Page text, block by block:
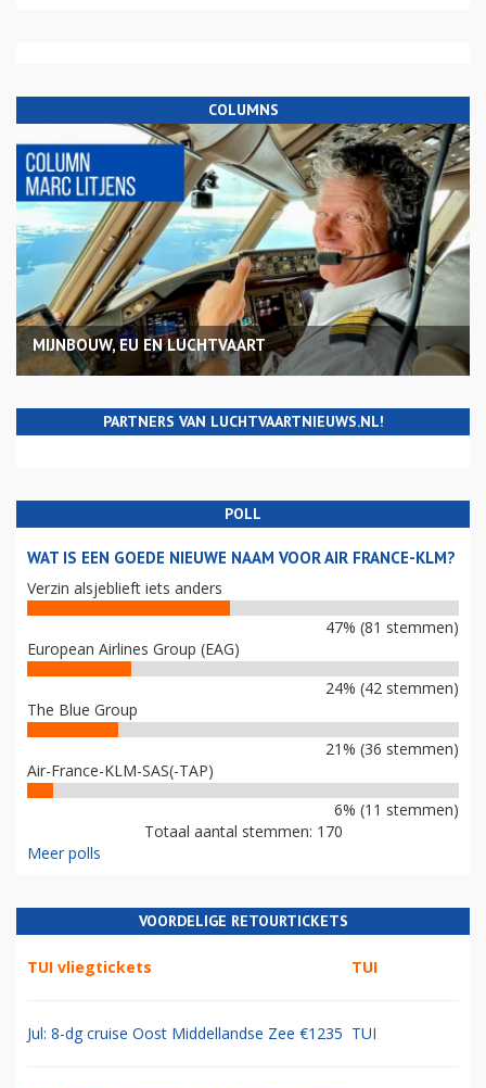
COLUMNS
MIJNBOUW, EU EN LUCHTVAART
PARTNERS VAN LUCHTVAARTNIEUWS.NL!
POLL
WAT IS EEN GOEDE NIEUWE NAAM VOOR AIR FRANCE-KLM?
Verzin alsjeblieft iets anders
47% (81 stemmen)
European Airlines Group (EAG)
24% (42 stemmen)
The Blue Group
21% (36 stemmen)
Air-France-KLM-SAS(-TAP)
6% (11 stemmen)
Totaal aantal stemmen: 170
Meer polls
VOORDELIGE RETOURTICKETS
TUI vliegtickets TUI
Jul: 8-dg cruise Oost Middellandse Zee €1235 TUI